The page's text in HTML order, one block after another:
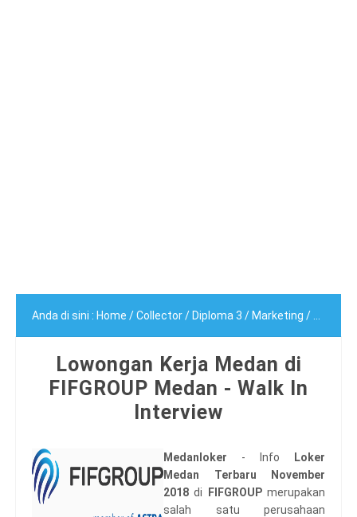
Anda di sini : Home /Collector/ Diploma 3 / Marketing /
Lowongan Kerja Medan di
FIFGROUP Medan - Walk In
Interview
Medanloker - Info
Loker
Medan Terbaru November
2018 di FIFGROUPmerupakan
salah satu perusahaan